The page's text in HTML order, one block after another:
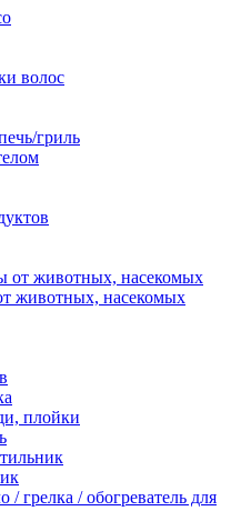
волос
гриль
животных, насекомых
плойки
/ грелка / обогреватель для